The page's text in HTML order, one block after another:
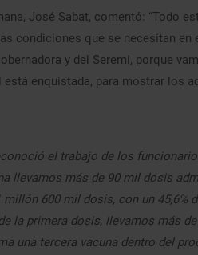
José Sabat, comentó: “Todo
condiciones que se necesitan
y del Seremi, porque
enquistada, para mostrar los
el trabajo de los
llevamos más de 90 mil dosis
600 mil dosis, con un 45,6%
la primera dosis, llevamos más
una tercera vacuna dentro del